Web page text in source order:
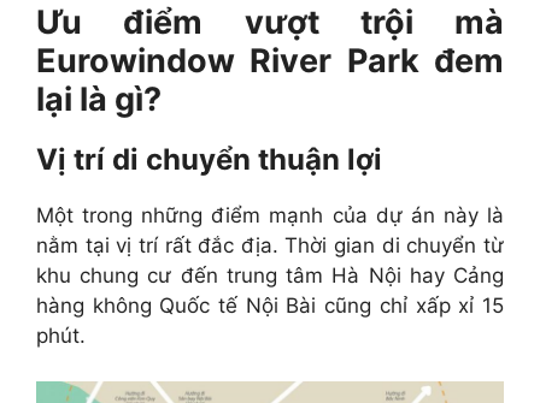
Ưu điểm vượt trội mà
Eurowindow River Park đem
lại là gì?
Vị trí di chuyển thuận lợi
Một trong những điểm mạnh của dự án này là
nằm tại vị trí rất đắc địa. Thời gian di chuyển từ
khu chung cư đến trung tâm Hà Nội hay Cảng
hàng không Quốc tế Nội Bài cũng chỉ xấp xỉ 15
phút.